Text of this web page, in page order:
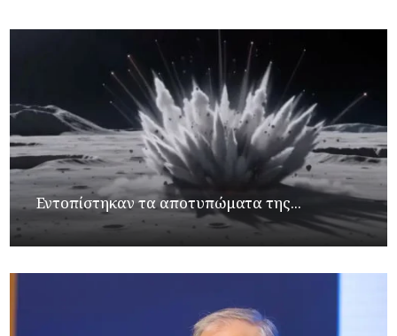
Εντοπίστηκαν τα αποτυπώματα της...